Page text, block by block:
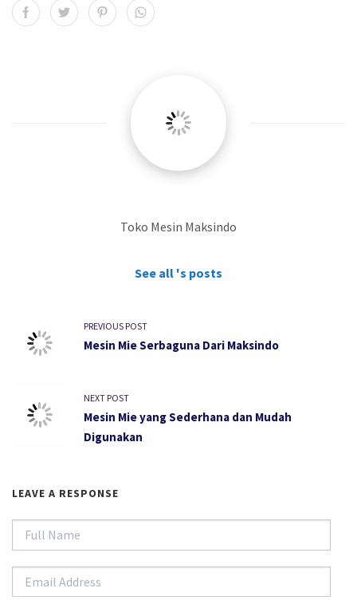
Toko Mesin Maksindo
See all 's posts
PREVIOUS POST
Mesin Mie Serbaguna Dari Maksindo
NEXT POST
Mesin Mie yang Sederhana dan Mudah
Digunakan
LEAVE A RESPONSE